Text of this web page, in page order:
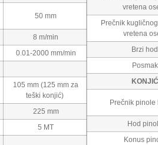
50 mm
8 m/min
0.01-2000 mm/min
105 mm (125 mm za
teški konjić)
225 mm
5 MT
vretena
Prečnik
vretena
Brzi hod
Posmak
KONJIĆ
Prečnik pinole
Hod
Konus